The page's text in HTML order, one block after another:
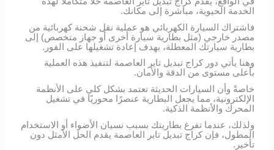
الخدمة الحيوية، مباشرة إلى مكانك.
فاشتراك السيارة الكهربائي هو عملية نقل شحنة كهربائية من
مصدر خارجي (مثل بطارية سيارة أخرى أو جهاز متخصص) إلى
بطارية سيارتك المعطلة، بهدف إعادة تشغيلها على الفور.
وهنا يأتي دور كراج تبديل تاير العاصمة لتنفيذ هذه العملية
بأعلى مستوى من الدقة والأمان.
خاصةً وأن السيارات الحديثة تعتمد بشكل كلي على الأنظمة
الإلكترونية، مما يجعل البطارية عنصرًا محوريًا في تشغيل
المحرك والأنظمة الذكية.
ولذلك، عندما تفرغ بطاريتك بسبب نسيان الأضواء أو الاستخدام
المطول، فإن كراج تبديل تاير العاصمة يقدم الحل الأمثل دون
تأخير.